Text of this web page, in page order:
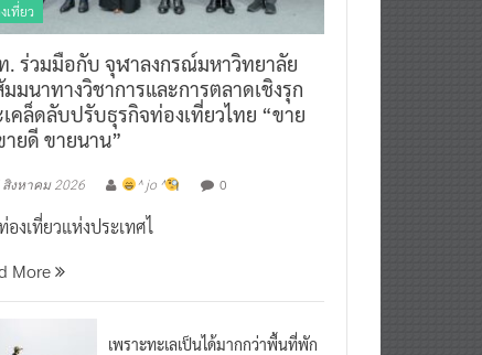
เที่ยว
ร่วมมือกับ จุฬาลงกรณ์มหาวิทยาลัย
มนาทางวิชาการและการตลาดเชิงรุก
คล็ดลับปรับธุรกิจท่องเที่ยวไทย “ขาย
ายดี ขายนาน”
สิงหาคม 2026 ^ jo ^ 0
องเที่ยวแห่งประเทศไ
More
เพราะทะเลเป็นได้มากกว่าพื้นที่พัก